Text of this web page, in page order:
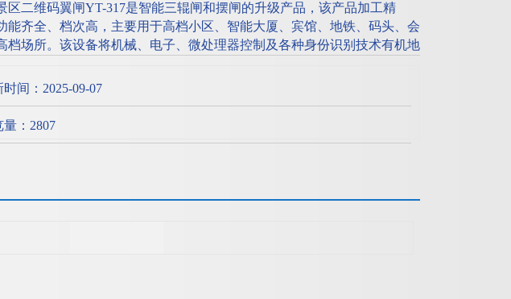
区二维码翼闸YT-317是智能三辊闸和摆闸的升级产品，该产品加工精
能齐全、档次高，主要用于高档小区、智能大厦、宾馆、地铁、码头、会
档场所。该设备将机械、电子、微处理器控制及各种身份识别技术有机地
种身份识别系统设备和采用性能可靠的安全保护装置、报警装置、方向指
时间：2025-09-07
量：2807